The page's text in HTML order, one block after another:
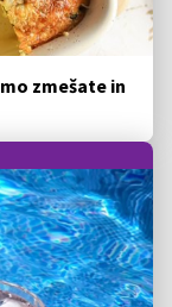
zmešate in